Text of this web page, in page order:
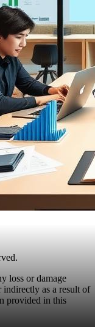
loss or damage
indirectly as a result of
provided in this